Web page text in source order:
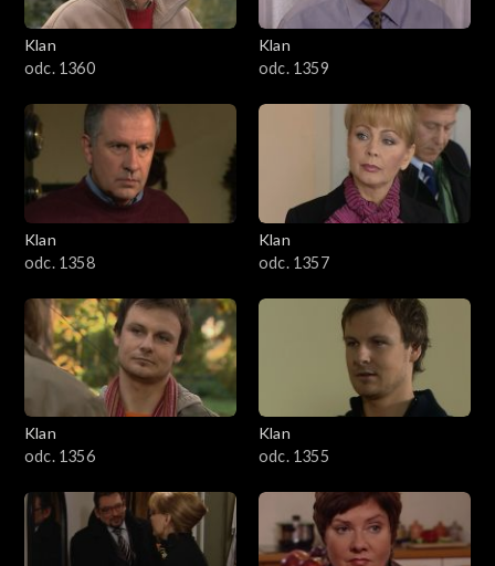
Klan
odc. 1360
Klan
odc. 1359
Klan
odc. 1358
Klan
odc. 1357
Klan
odc. 1356
Klan
odc. 1355